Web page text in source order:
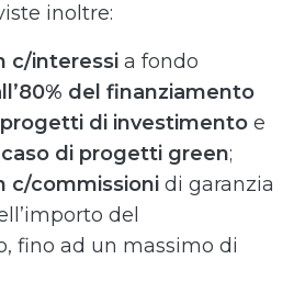
inoltre:
c/interessi a fondo
del finanziamento
di investimento e
caso di progetti green;
c/commissioni di garanzia
del
fino ad un massimo di